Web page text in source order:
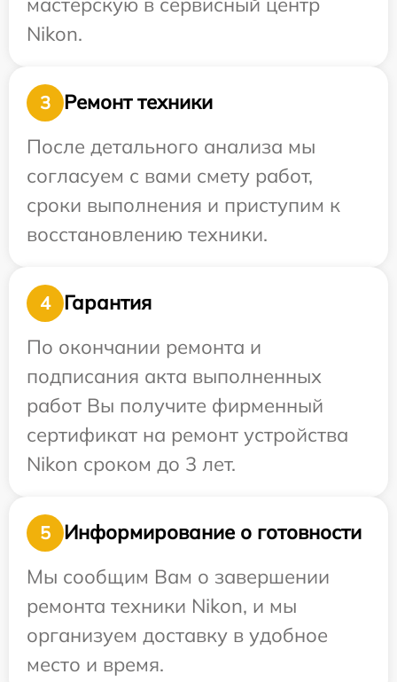
Nikon.
3
Ремонт техники
После детального анализа мы
согласуем с вами смету работ,
сроки выполнения и приступим к
восстановлению техники.
4
Гарантия
По окончании ремонта и
подписания акта выполненных
работ Вы получите фирменный
сертификат на ремонт устройства
Nikon сроком до 3 лет.
5
Информирование о готовности
Мы сообщим Вам о завершении
ремонта техники Nikon, и мы
организуем доставку в удобное
место и время.